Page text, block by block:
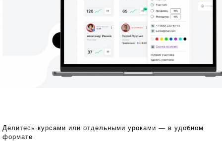
Делитесь курсами или отдельными уроками — в удобном
формате